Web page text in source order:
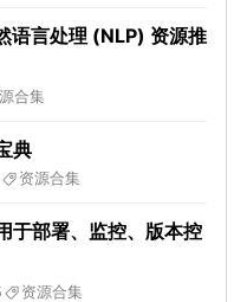
语言处理 (NLP) 资源推
合集
典
资源合集
于部署、监控、版本控
资源合集